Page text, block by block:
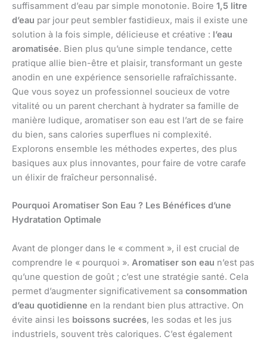
suffisamment d’eau par simple monotonie. Boire 1,5 litre
d’eau par jour peut sembler fastidieux, mais il existe une
solution à la fois simple, délicieuse et créative : l’eau
aromatisée. Bien plus qu’une simple tendance, cette
pratique allie bien-être et plaisir, transformant un geste
anodin en une expérience sensorielle rafraîchissante.
Que vous soyez un professionnel soucieux de votre
vitalité ou un parent cherchant à hydrater sa famille de
manière ludique, aromatiser son eau est l’art de se faire
du bien, sans calories superflues ni complexité.
Explorons ensemble les méthodes expertes, des plus
basiques aux plus innovantes, pour faire de votre carafe
un élixir de fraîcheur personnalisé.
Pourquoi Aromatiser Son Eau ? Les Bénéfices d’une
Hydratation Optimale
Avant de plonger dans le « comment », il est crucial de
comprendre le « pourquoi ». Aromatiser son eau n’est pas
qu’une question de goût ; c’est une stratégie santé. Cela
permet d’augmenter significativement sa consommation
d’eau quotidienne en la rendant bien plus attractive. On
évite ainsi les boissons sucrées, les sodas et les jus
industriels, souvent très caloriques. C’est également